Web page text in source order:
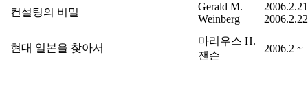
컨설팅의 비밀
Gerald M.
Weinberg
2006.2.22
현대 일본을 찾아서
마리우스 H.
잰슨
2006.2 ~